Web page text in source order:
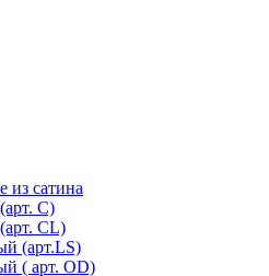
из сатина
С)
СL)
(арт.LS)
( арт. OD)